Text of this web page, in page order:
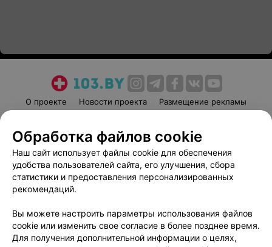
О проекте Новости проекта
Размещение рекламы
Пользовательское соглашение
Способы оплаты
Вакансии
Партнеры
Написать руководителю 103.by
Обработка персональных данных
Обработка файлов cookie
Наш сайт использует файлы cookie для обеспечения
удобства пользователей сайта, его улучшения, сбора
статистики и предоставления персонализированных
рекомендаций.
Вы можете настроить параметры использования файлов
cookie или изменить свое согласие в более позднее время.
Для получения дополнительной информации о целях,